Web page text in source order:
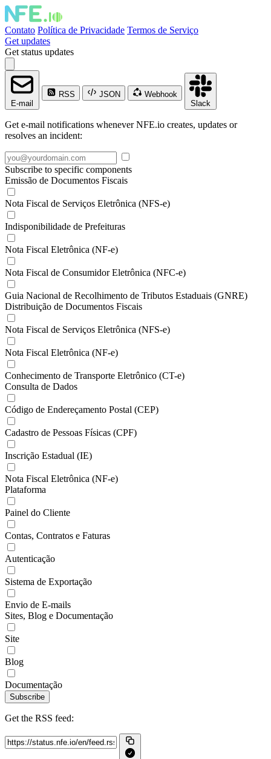
Contato Política de Privacidade Termos de Serviço
Get updates
Get status updates
E-mail
RSS JSON
Webhook
Slack
Get e-mail notifications whenever NFE.io creates, updates or
resolves an incident:
Subscribe to specific components
Emissão de Documentos Fiscais
Nota Fiscal de Serviços Eletrônica (NFS-e)
Indisponibilidade de Prefeituras
Nota Fiscal Eletrônica (NF-e)
Nota Fiscal de Consumidor Eletrônica (NFC-e)
Guia Nacional de Recolhimento de Tributos Estaduais (GNRE)
Distribuição de Documentos Fiscais
Nota Fiscal de Serviços Eletrônica (NFS-e)
Nota Fiscal Eletrônica (NF-e)
Conhecimento de Transporte Eletrônico (CT-e)
Consulta de Dados
Código de Endereçamento Postal (CEP)
Cadastro de Pessoas Físicas (CPF)
Inscrição Estadual (IE)
Nota Fiscal Eletrônica (NF-e)
Plataforma
Painel do Cliente
Contas, Contratos e Faturas
Autenticação
Sistema de Exportação
Envio de E-mails
Sites, Blog e Documentação
Site
Blog
Documentação
Subscribe
Get the RSS feed: